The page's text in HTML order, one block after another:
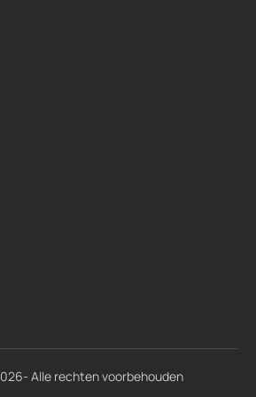
Alle rechten voorbehouden